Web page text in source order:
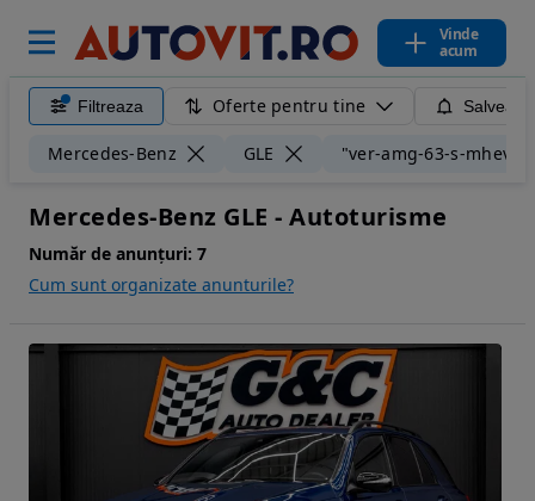
Vinde
acum
Filtreaza Oferte pentru tine
Mercedes-Benz GLE "ver-amg-63-s-mhev-
Mercedes-Benz GLE - Autoturisme
Număr de anunțuri: 7
Cum sunt organizate anunturile?